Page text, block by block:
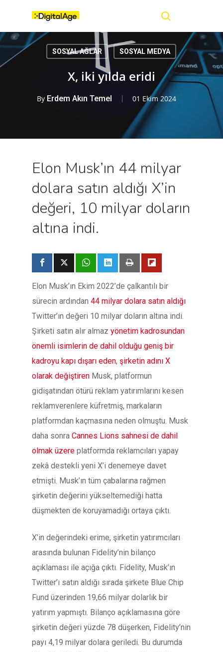
content
SOSYAL AĞLAR SOSYAL MEDYA
X, iki yılda eridi
By Erdem Akın Temel 01 Ekim 2024
Elon Musk’ın 44 milyar
dolara satın aldığı X’in
değeri, 10 milyar doların
altına indi.
Elon Musk’ın Ekim 2022’de çalkantılı bir
sürecin ardından 44 milyar dolara satın aldığı
Twitter’ın değeri 10 milyar doların altına indi.
Şirketi satın alır almaz yönetim kadrosundan
önemli isimlerin de dahil olduğu geniş bir
kadroyu kapı dışarı eden, şirketin adını X
olarak değiştiren Musk, platformun
gidişatından ötürü reklam yatırımlarını kesen
reklamverenlere küfretmiş, markaların
platformdan kaçmasına neden olmuştu. Musk
daha sonra Cannes Lions sahnesi de dahil
olmak üzere platformda reklamcıları yapay
zekâ destekli yeni X’i denemeye davet
etmişti. Musk’ın tüm çabalarına rağmen
şirketin değerini yükseltemediği hatta
düşmekten de koruyamadığı ortaya çıktı.
X’in değerindeki erime, şirketin yatırımcıları
arasında bulunan Fidelity’nin bilanço
açıklaması ile açığa çıktı. Fidelity, Musk’ın
Twitter’ı satın aldığı sırada şirkete Blue Chip
Fund üzerinden 19,66 milyar dolarlık bir
yatırım yapmıştı. Bilanço açıklamasına göre
şirketin değeri yüzde 78 düşerken, Fidelity’nin
payı 4,19 milyar dolara geriledi. Bu durumda